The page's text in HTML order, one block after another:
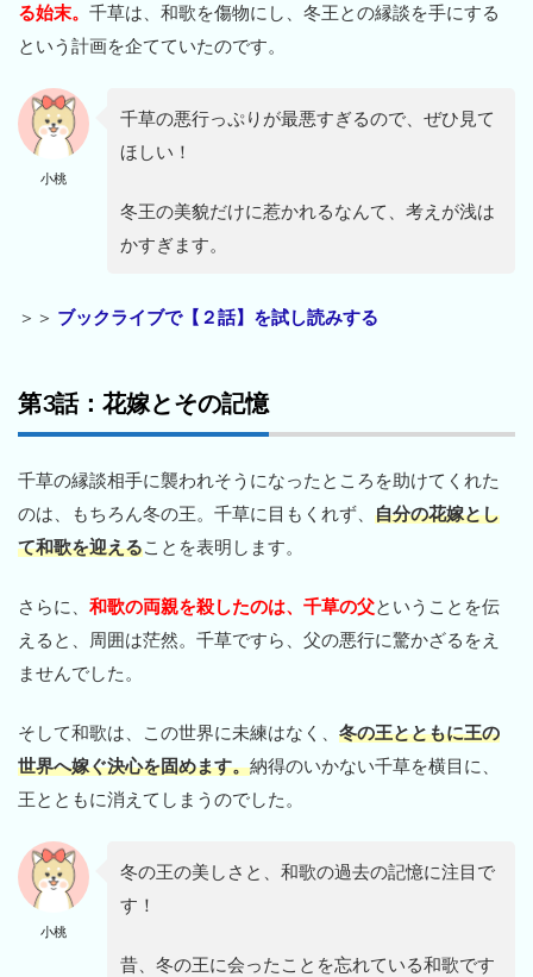
る始末。 千草は、和歌を傷物にし、冬王との縁談を手にする
という計画を企てていたのです。
小桃
千草の悪行っぷりが最悪すぎるので、ぜひ見て
ほしい！
冬王の美貌だけに惹かれるなんて、考えが浅は
かすぎます。
＞＞ ブックライブで【２話】を試し読みする
第3話：花嫁とその記憶
千草の縁談相手に襲われそうになったところを助けてくれた
のは、もちろん冬の王。千草に目もくれず、 自分の花嫁とし
て和歌を迎えることを表明します。
さらに、 和歌の両親を殺したのは、千草の父ということを伝
えると、周囲は茫然。千草ですら、父の悪行に驚かざるをえ
ませんでした。
そして和歌は、この世界に未練はなく、 冬の王とともに王の
世界へ嫁ぐ決心を固めます。納得のいかない千草を横目に、
王とともに消えてしまうのでした。
小桃
冬の王の美しさと、和歌の過去の記憶に注目で
す！
昔、冬の王に会ったことを忘れている和歌です